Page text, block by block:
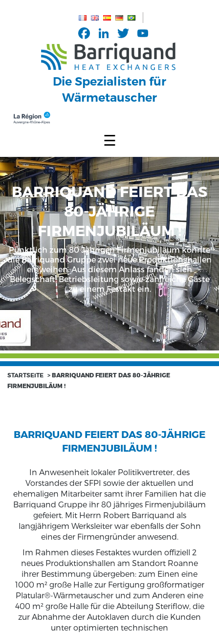
Facebook
LinkedIn
Twitter
Channel
Die Spezialisten für
Wärmetauscher
☰
BARRIQUAND FEIERT DAS
80-JÄHRIGE
FIRMENJUBILÄUM !
Pünktlich zum 80 Jährigen Firmenjubiläum konnte
die Barriquand Gruppe zwei neue Produktionshallen
einweihen. Aus diesem Anlass fanden sich
Belegschaft, Betriebsleitung sowie zahlreiche Gäste
zu einem Festakt ein.
STARTSEITE > BARRIQUAND FEIERT DAS 80-JÄHRIGE
FIRMENJUBILÄUM !
BARRIQUAND FEIERT DAS 80-JÄHRIGE
FIRMENJUBILÄUM !
In Anwesenheit lokaler Politikvertreter, des
Vorstandes der SFPI sowie der aktuellen und
ehemaligen Mitarbeiter samt ihrer Familien hat die
Barriquand Gruppe ihr 80 jähriges Firmenjubiläum
gefeiert. Mit Herrn Robert Barriquand als
langjährigem Werksleiter war ebenfalls der Sohn
eines der Firmengründer anwesend.
Im Rahmen dieses Festaktes wurden offiziell 2
neues Produktionshallen am Standort Roanne
ihrer Bestimmung übergeben: zum Einen eine
1000 m² große Halle zur Fertigung großformatiger
Platular®-Wärmetauscher und zum Anderen eine
400 m² große Halle für die Abteilung Steriflow, die
zur Abnahme der Autoklaven durch die Kunden
unter optimierten technischen